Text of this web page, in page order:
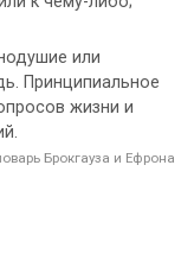
или
Принципиальное
жизни и
Брокгауза и Ефрона